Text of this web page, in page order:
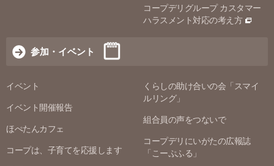
コープデリグループ カスタマー
ハラスメント対応の考え方
参加・イベント
イベント
イベント開催報告
ほぺたんカフェ
コープは、子育てを応援します
くらしの助け合いの会「スマイ
ルリング」
組合員の声をつないで
コープデリにいがたの広報誌
「こーぷふる」